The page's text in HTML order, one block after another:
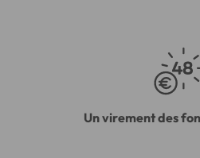
Un virement des